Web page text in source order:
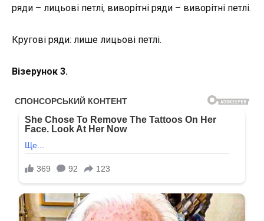
ряди – лицьові петлі, виворітні ряди – виворітні петлі.
Кругові ряди: лише лицьові петлі.
Візерунок 3.